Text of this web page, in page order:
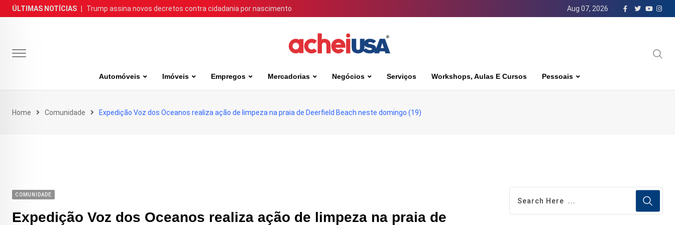
Skip
to
ÚLTIMAS NOTÍCIAS Trump assina novos decretos contra cidadania por nascimento Aug 07, 2026
Automóveis Imóveis Empregos Mercadorias Negócios Serviços Workshops, Aulas E Cursos Pessoais
Home Comunidade Expedição Voz dos Oceanos realiza ação de limpeza na praia de Deerfield Beach neste domingo (19)
COMUNIDADE
Expedição Voz dos Oceanos realiza ação de limpeza na praia de